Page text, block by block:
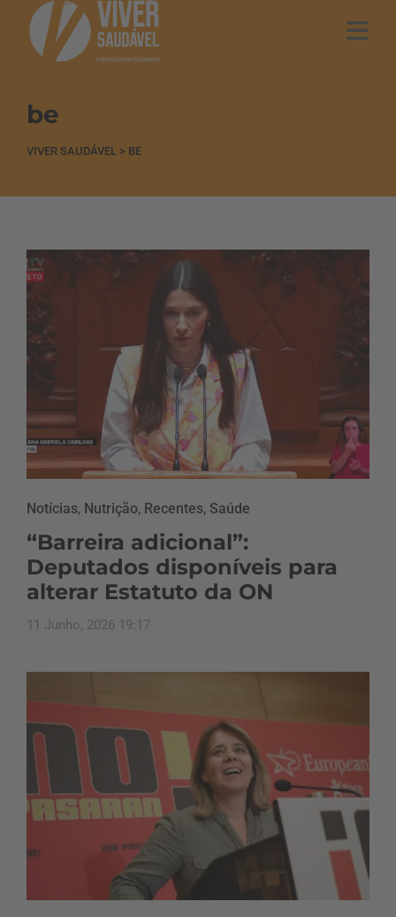
be
VIVER SAUDÁVEL > BE
Notícias, Nutrição, Recentes, Saúde
“Barreira adicional”:
Deputados disponíveis para
alterar Estatuto da ON
11 Junho, 2026 19:17